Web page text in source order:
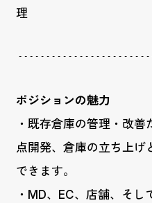
理
ポジションの魅力
・既存倉庫の管理・改
点開発、倉庫の立ち上げ
できます。
・MD、EC、店舗、そ